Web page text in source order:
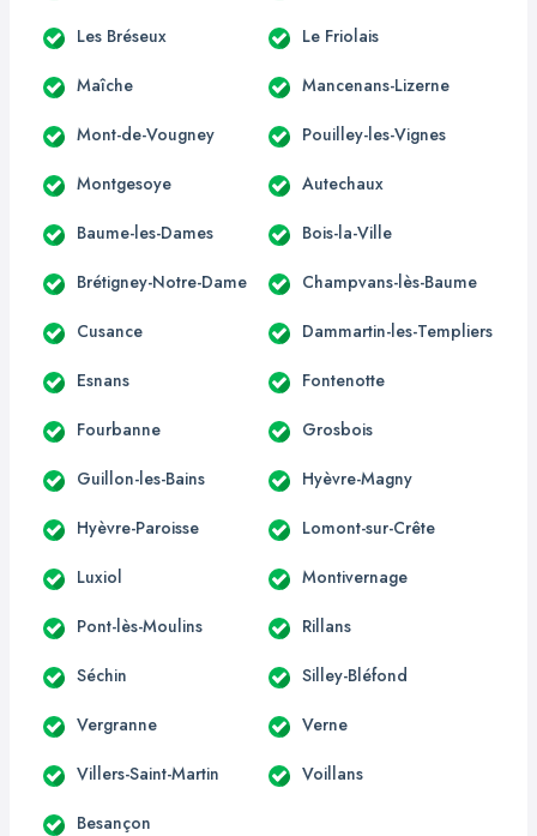
Les Bréseux Le Friolais
Maîche Mancenans-Lizerne
Mont-de-Vougney Pouilley-les-Vignes
Montgesoye Autechaux
Baume-les-Dames Bois-la-Ville
Brétigney-Notre-Dame Champvans-lès-Baume
Cusance Dammartin-les-Templiers
Esnans Fontenotte
Fourbanne Grosbois
Guillon-les-Bains Hyèvre-Magny
Hyèvre-Paroisse Lomont-sur-Crête
Luxiol Montivernage
Pont-lès-Moulins Rillans
Séchin Silley-Bléfond
Vergranne Verne
Villers-Saint-Martin Voillans
Besançon